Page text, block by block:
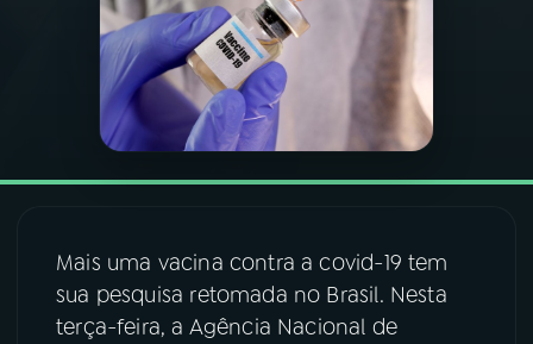
PODCASTS
VIDEOCASTS
08 FESTIVAL DE MÚSICA
Mais uma vacina contra a covid-19 tem
sua pesquisa retomada no Brasil. Nesta
terça-feira, a Agência Nacional de